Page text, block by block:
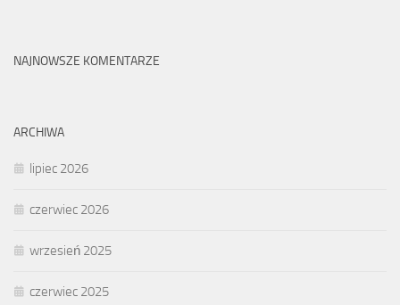
NAJNOWSZE KOMENTARZE
ARCHIWA
lipiec 2026
czerwiec 2026
wrzesień 2025
czerwiec 2025